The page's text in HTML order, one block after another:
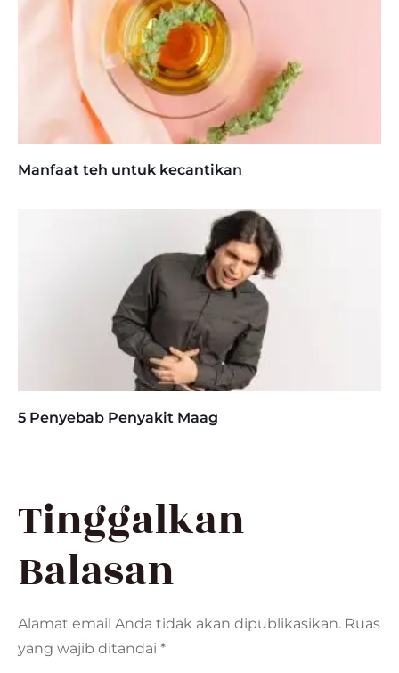
Manfaat teh untuk kecantikan
5 Penyebab Penyakit Maag
Tinggalkan
Balasan
Alamat email Anda tidak akan dipublikasikan. Ruas
yang wajib ditandai *